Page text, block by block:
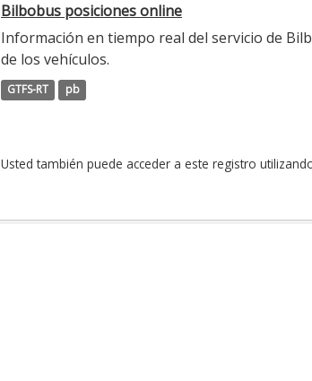
Bilbobus posiciones online
Información en tiempo real del servicio de
de los vehículos.
GTFS-RT pb
Usted también puede acceder a este registro